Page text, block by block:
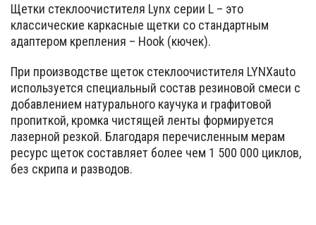
Щетки стеклоочистителя Lynx серии L – это
классические каркасные щетки со стандартным
адаптером крепления – Hook (кючек).
При производстве щеток стеклоочистителя LYNXauto
используется специальный состав резиновой смеси с
добавлением натурального каучука и графитовой
пропиткой, кромка чистящей ленты формируется
лазерной резкой. Благодаря перечисленным мерам
ресурс щеток составляет более чем 1 500 000 циклов,
без скрипа и разводов.